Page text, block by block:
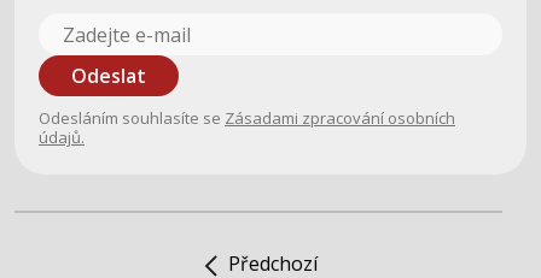
Odeslat
Odesláním souhlasíte se Zásadami zpracování osobních
údajů.
Předchozí